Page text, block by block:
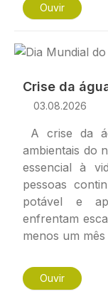
Ouvir
Imagem
Crise da
03.08.2026
A crise da
ambientais do
essencial à
pessoas
potável e
enfrentam
menos um
Ouvir